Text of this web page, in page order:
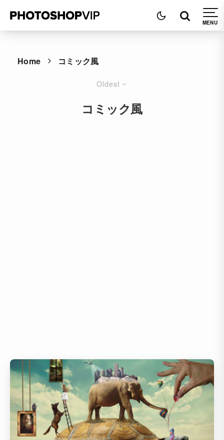
Home コミック風
Oldest
コミック風